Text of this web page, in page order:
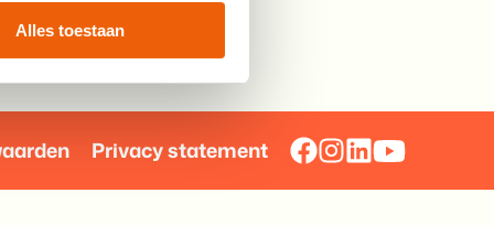
Alles toestaan
Privacy statement